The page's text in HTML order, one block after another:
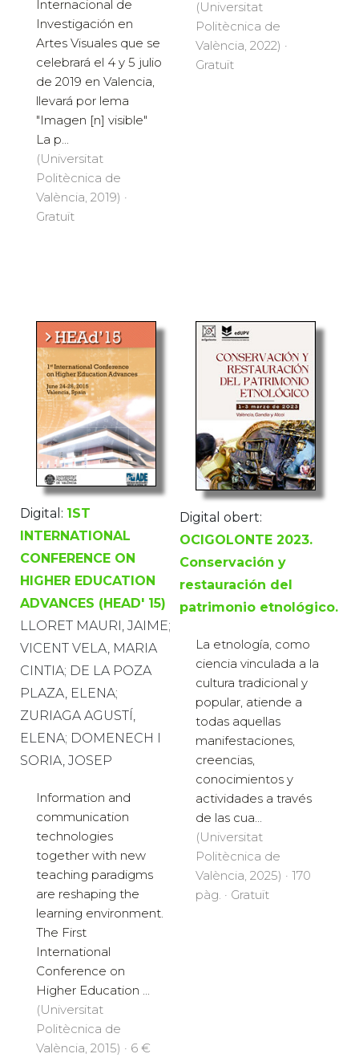
Internacional de
Investigación en
Artes Visuales que se
celebrará el 4 y 5 julio
de 2019 en Valencia,
llevará por lema
"Imagen [n] visible"
La p...
(Universitat
Politècnica de
València, 2019) ·
Gratuït
(Universitat
Politècnica de
València, 2022) ·
Gratuït
Digital: 1ST
INTERNATIONAL
CONFERENCE ON
HIGHER EDUCATION
ADVANCES (HEAD' 15)
LLORET MAURI, JAIME;
VICENT VELA, MARIA
CINTIA; DE LA POZA
PLAZA, ELENA;
ZURIAGA AGUSTÍ,
ELENA; DOMENECH I
SORIA, JOSEP
Information and
communication
technologies
together with new
teaching paradigms
are reshaping the
learning environment.
The First
International
Conference on
Higher Education ...
(Universitat
Politècnica de
València, 2015) · 6 €
Digital obert:
OCIGOLONTE 2023.
Conservación y
restauración del
patrimonio etnológico.
La etnología, como
ciencia vinculada a la
cultura tradicional y
popular, atiende a
todas aquellas
manifestaciones,
creencias,
conocimientos y
actividades a través
de las cua...
(Universitat
Politècnica de
València, 2025) · 170
pàg. · Gratuït